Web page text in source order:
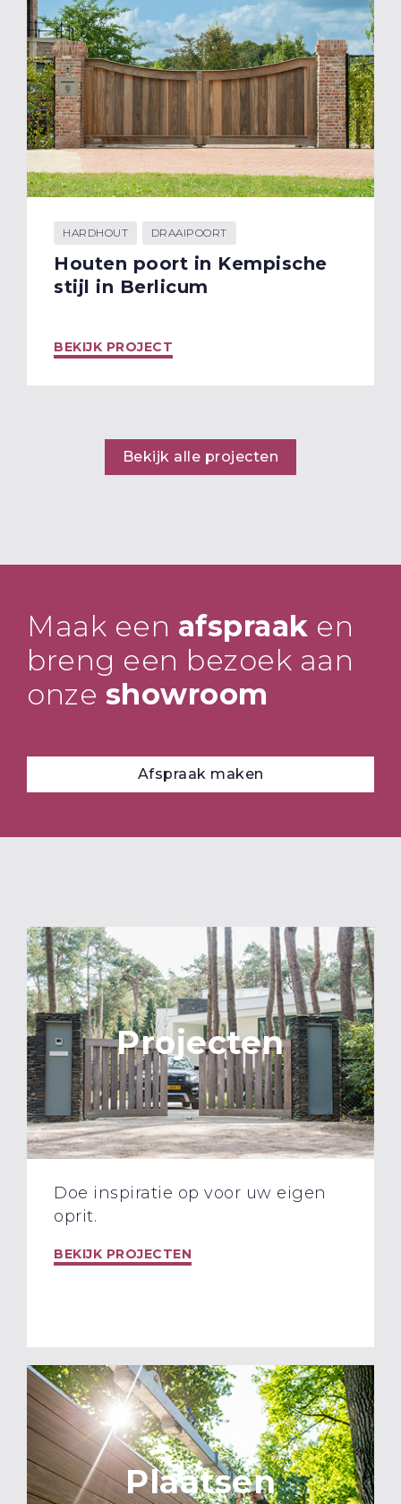
HARDHOUT DRAAIPOORT
Houten poort in Kempische
stijl in Berlicum
BEKIJK PROJECT
Bekijk alle projecten
Maak een afspraak en
breng een bezoek aan
onze showroom
Afspraak maken
Projecten
Doe inspiratie op voor uw eigen
oprit.
BEKIJK PROJECTEN
Plaatsen